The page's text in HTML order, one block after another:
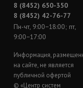
8 (8452) 650-350
8 (8452) 42-76-77
Пн-чт, 9:00−18:00; пт,
9:00−17:00
Информация,
на сайте, не является
публичной офертой
© «Центр систем